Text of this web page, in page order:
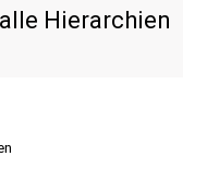
Hierarchien